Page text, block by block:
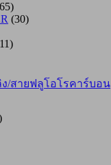
(30)
ง/สายฟลูโอโรคาร์บอน